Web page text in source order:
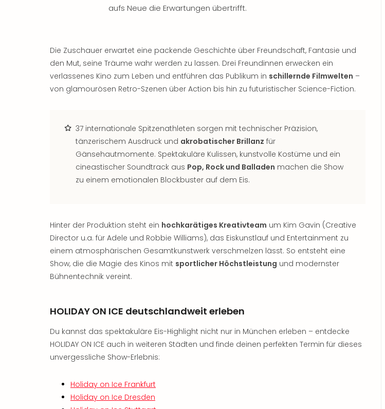
aufs Neue die Erwartungen übertrifft.
Die Zuschauer erwartet eine packende Geschichte über Freundschaft, Fantasie und
den Mut, seine Träume wahr werden zu lassen. Drei Freundinnen erwecken ein
verlassenes Kino zum Leben und entführen das Publikum in schillernde Filmwelten –
von glamourösen Retro-Szenen über Action bis hin zu futuristischer Science-Fiction.
37 internationale Spitzenathleten sorgen mit technischer Präzision,
tänzerischem Ausdruck und akrobatischer Brillanz für
Gänsehautmomente. Spektakuläre Kulissen, kunstvolle Kostüme und ein
cineastischer Soundtrack aus Pop, Rock und Balladen machen die Show
zu einem emotionalen Blockbuster auf dem Eis.
Hinter der Produktion steht ein hochkarätiges Kreativteam um Kim Gavin (Creative
Director u.a. für Adele und Robbie Williams), das Eiskunstlauf und Entertainment zu
einem atmosphärischen Gesamtkunstwerk verschmelzen lässt. So entsteht eine
Show, die die Magie des Kinos mit sportlicher Höchstleistung und modernster
Bühnentechnik vereint.
HOLIDAY ON ICE deutschlandweit erleben
Du kannst das spektakuläre Eis-Highlight nicht nur in München erleben – entdecke
HOLIDAY ON ICE auch in weiteren Städten und finde deinen perfekten Termin für dieses
unvergessliche Show-Erlebnis:
Holiday on Ice Frankfurt
Holiday on Ice Dresden